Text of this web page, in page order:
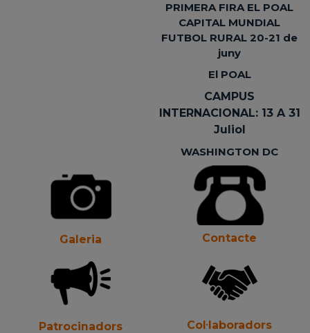
PRIMERA FIRA EL POAL
CAPITAL MUNDIAL
FUTBOL RURAL 20-21 de
juny
El POAL
CAMPUS
INTERNACIONAL: 13 A 31
Juliol
WASHINGTON DC
Galeria Contacte
Patrocinadors Col·laboradors